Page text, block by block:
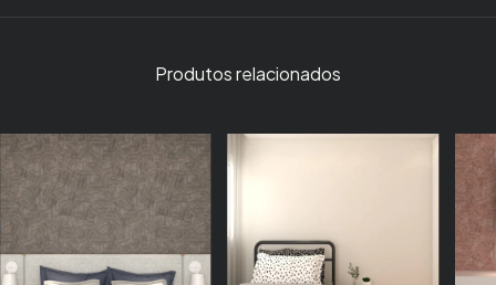
Produtos relacionados